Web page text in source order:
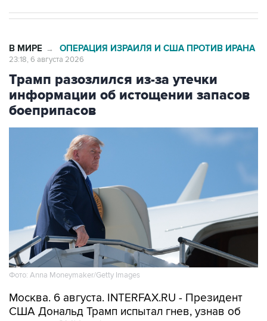
В МИРЕ → ОПЕРАЦИЯ ИЗРАИЛЯ И США ПРОТИВ ИРАНА
23:18, 6 августа 2026
Трамп разозлился из-за утечки
информации об истощении запасов
боеприпасов
Фото: Anna Moneymaker/Getty Images
Москва. 6 августа. INTERFAX.RU - Президент
США Дональд Трамп испытал гнев, узнав об